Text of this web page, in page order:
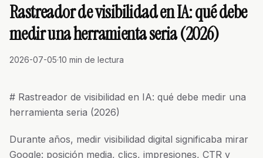
Rastreador de visibilidad en IA: qué debe
medir una herramienta seria (2026)
2026-07-05·10 min de lectura
# Rastreador de visibilidad en IA: qué debe medir una
herramienta seria (2026)
Durante años, medir visibilidad digital significaba mirar
Google: posición media, clics, impresiones, CTR y